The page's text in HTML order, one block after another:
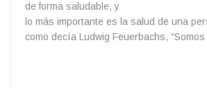
de forma saludable, y
lo más importante es la salud de una
como decía Ludwig Feuerbachs,